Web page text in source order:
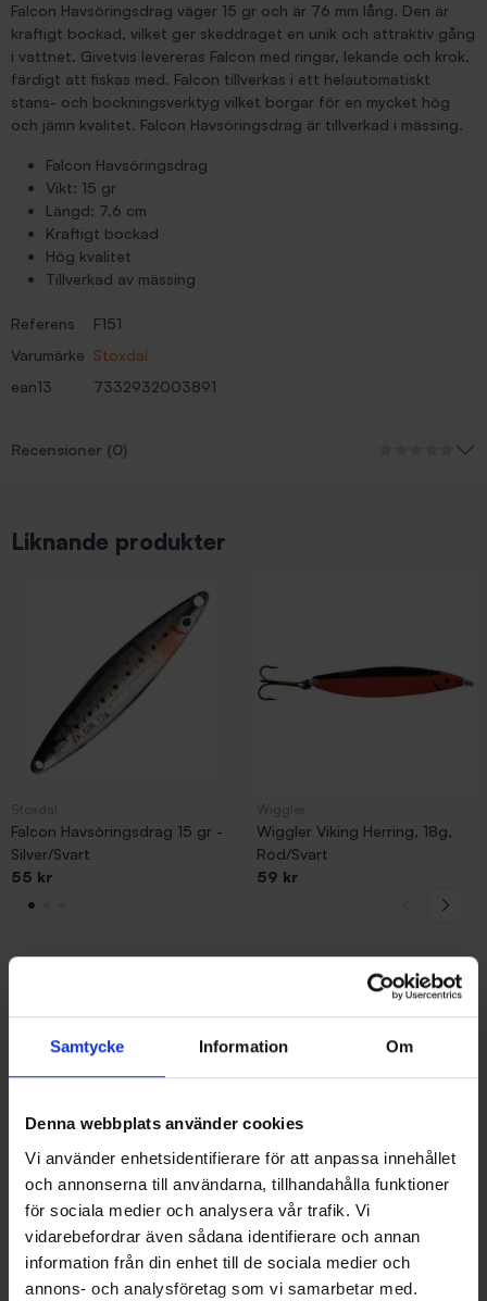
Samtycke Information Om
Denna webbplats använder cookies
Vi använder enhetsidentifierare för att anpassa innehållet
och annonserna till användarna, tillhandahålla funktioner
för sociala medier och analysera vår trafik. Vi
vidarebefordrar även sådana identifierare och annan
information från din enhet till de sociala medier och
annons- och analysföretag som vi samarbetar med.
Falcon Havsöringsdrag väger 15 gr och är 76 mm lång. Den är
kraftigt bockad, vilket ger skeddraget en unik och attraktiv gång
i vattnet. Givetvis levereras Falcon med ringar, lekande och krok,
färdigt att fiskas med. Falcon tillverkas i ett helautomatiskt
stans- och bockningsverktyg vilket borgar för en mycket hög
och jämn kvalitet. Falcon Havsöringsdrag är tillverkad i mässing.
Falcon Havsöringsdrag
Vikt: 15 gr
Längd: 7,6 cm
Kraftigt bockad
Hög kvalitet
Tillverkad av mässing
Referens
F151
Varumärke Stoxdal
ean13
7332932003891
Recensioner (0)
Liknande produkter
Falcon Havsöringsdrag 15 gr -
Silver/Svart
55 kr
Wiggler Viking Herring, 18g,
Röd/Svart
59 kr
Andra gillade även
Jaxon Stoxdal